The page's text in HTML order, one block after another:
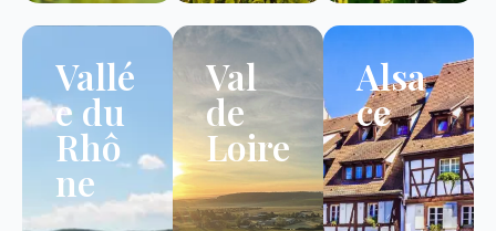
Vallé
e du
Rhô
ne
Val
de
Loire
Alsa
ce